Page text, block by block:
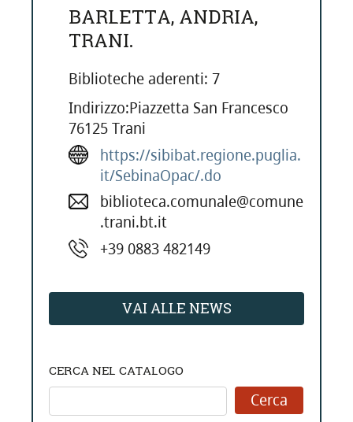
BARLETTA, ANDRIA,
TRANI.
Biblioteche aderenti: 7
Indirizzo:Piazzetta San Francesco
76125 Trani
https://sibibat.regione.puglia.
it/SebinaOpac/.do
biblioteca.comunale@comune
.trani.bt.it
+39 0883 482149
VAI ALLE NEWS
CERCA NEL CATALOGO